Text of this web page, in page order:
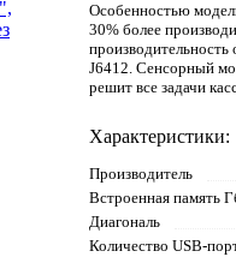
Особенностью
30% более
J6412. Сенсорный
решит все задачи
Характеристики:
Производитель
Встроенная память
Диагональ
Количество USB-